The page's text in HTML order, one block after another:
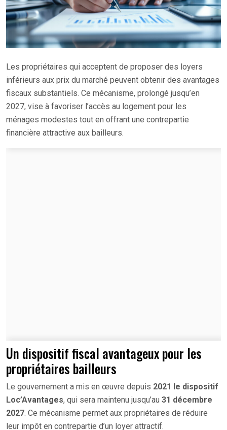
Les propriétaires qui acceptent de proposer des loyers
inférieurs aux prix du marché peuvent obtenir des avantages
fiscaux substantiels. Ce mécanisme, prolongé jusqu’en
2027, vise à favoriser l’accès au logement pour les
ménages modestes tout en offrant une contrepartie
financière attractive aux bailleurs.
Un dispositif fiscal avantageux pour les
propriétaires bailleurs
Le gouvernement a mis en œuvre depuis 2021 le dispositif
Loc’Avantages, qui sera maintenu jusqu’au 31 décembre
2027. Ce mécanisme permet aux propriétaires de réduire
leur impôt en contrepartie d’un loyer attractif.